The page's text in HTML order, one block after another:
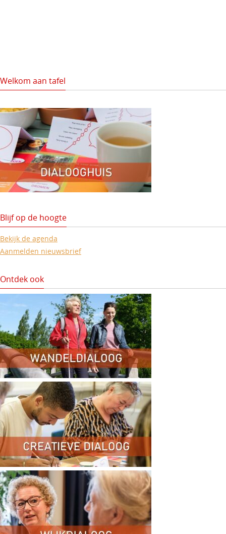
Welkom aan tafel
Blijf op de hoogte
Bekijk de agenda
Aanmelden nieuwsbrief
Ontdek ook